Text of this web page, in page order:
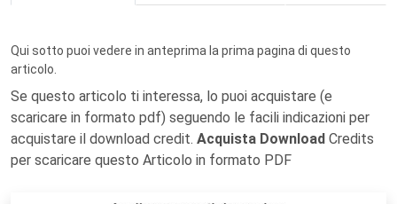
Qui sotto puoi vedere in anteprima la prima pagina di questo
articolo.
Se questo articolo ti interessa, lo puoi acquistare (e
scaricare in formato pdf) seguendo le facili indicazioni per
acquistare il download credit. Acquista Download Credits
per scaricare questo Articolo in formato PDF